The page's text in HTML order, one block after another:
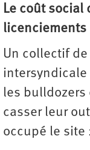
Le coût social
licenciements
Un collectif
intersyndicale
les bulldozers
casser leur
occupé le site